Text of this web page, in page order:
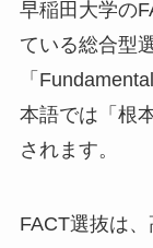
早稲田大学の
ている総合型
「
本語では「根
されます。
FACT選抜は